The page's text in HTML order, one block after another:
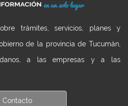
trámites, servicios, planes y
de la provincia de Tucumán,
a las empresas y a las
Contacto